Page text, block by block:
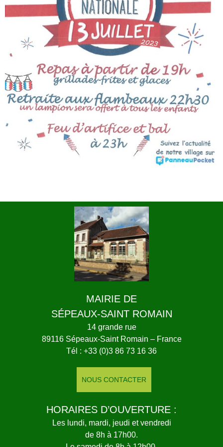
MAIRIE DE
SÉPEAUX-SAINT ROMAIN
14 grande rue
89116 Sépeaux-Saint Romain – France
Tél : +33 (0)3 86 73 16 36
NOUS CONTACTER
HORAIRES D’OUVERTURE :
Les lundi, mardi, jeudi et vendredi
de 8h à 17h00.